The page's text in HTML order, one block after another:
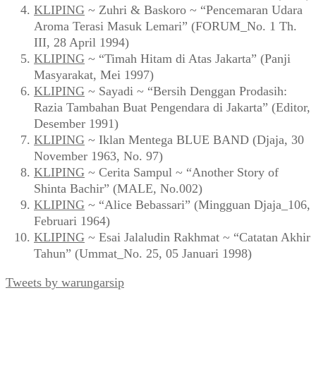
KLIPING ~ Zuhri & Baskoro ~ “Pencemaran Udara
Aroma Terasi Masuk Lemari” (FORUM_No. 1 Th.
III, 28 April 1994)
KLIPING ~ “Timah Hitam di Atas Jakarta” (Panji
Masyarakat, Mei 1997)
KLIPING ~ Sayadi ~ “Bersih Denggan Prodasih:
Razia Tambahan Buat Pengendara di Jakarta” (Editor,
Desember 1991)
KLIPING ~ Iklan Mentega BLUE BAND (Djaja, 30
November 1963, No. 97)
KLIPING ~ Cerita Sampul ~ “Another Story of
Shinta Bachir” (MALE, No.002)
KLIPING ~ “Alice Bebassari” (Mingguan Djaja_106,
Februari 1964)
KLIPING ~ Esai Jalaludin Rakhmat ~ “Catatan Akhir
Tahun” (Ummat_No. 25, 05 Januari 1998)
Tweets by warungarsip